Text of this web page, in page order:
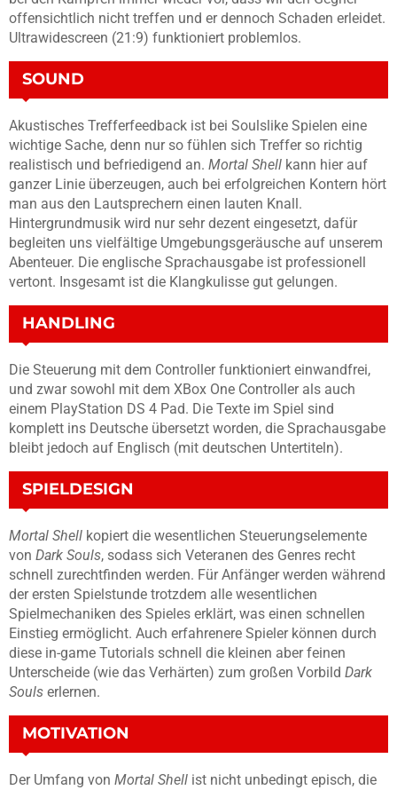
offensichtlich nicht treffen und er dennoch Schaden erleidet.
Ultrawidescreen (21:9) funktioniert problemlos.
SOUND
Akustisches Trefferfeedback ist bei Soulslike Spielen eine
wichtige Sache, denn nur so fühlen sich Treffer so richtig
realistisch und befriedigend an. Mortal Shell kann hier auf
ganzer Linie überzeugen, auch bei erfolgreichen Kontern hört
man aus den Lautsprechern einen lauten Knall.
Hintergrundmusik wird nur sehr dezent eingesetzt, dafür
begleiten uns vielfältige Umgebungsgeräusche auf unserem
Abenteuer. Die englische Sprachausgabe ist professionell
vertont. Insgesamt ist die Klangkulisse gut gelungen.
HANDLING
Die Steuerung mit dem Controller funktioniert einwandfrei,
und zwar sowohl mit dem XBox One Controller als auch
einem PlayStation DS 4 Pad. Die Texte im Spiel sind
komplett ins Deutsche übersetzt worden, die Sprachausgabe
bleibt jedoch auf Englisch (mit deutschen Untertiteln).
SPIELDESIGN
Mortal Shell kopiert die wesentlichen Steuerungselemente
von Dark Souls, sodass sich Veteranen des Genres recht
schnell zurechtfinden werden. Für Anfänger werden während
der ersten Spielstunde trotzdem alle wesentlichen
Spielmechaniken des Spieles erklärt, was einen schnellen
Einstieg ermöglicht. Auch erfahrenere Spieler können durch
diese in-game Tutorials schnell die kleinen aber feinen
Unterscheide (wie das Verhärten) zum großen Vorbild Dark
Souls erlernen.
MOTIVATION
Der Umfang von Mortal Shell ist nicht unbedingt episch, die